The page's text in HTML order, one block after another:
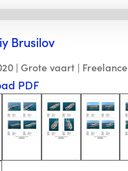
Brusilov
Grote vaart Freelance
PDF